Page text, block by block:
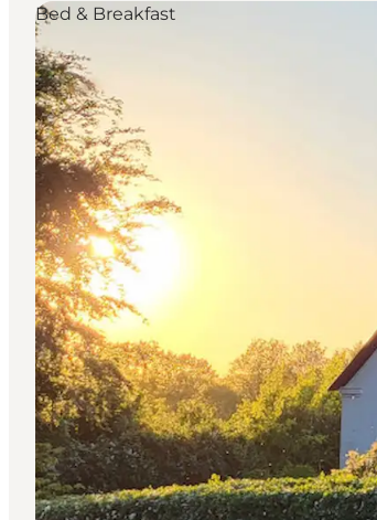
Übernachtung
Bed & Breakfast